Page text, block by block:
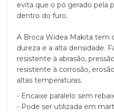
evita que o pó gerado pela
dentro do furo.
A Broca Widea Makita tem
dureza e a alta densidade.
resistente à abrasão,
resistente à corrosão,
altas temperaturas.
- Encaixe paralelo sem
- Pode ser utilizada em